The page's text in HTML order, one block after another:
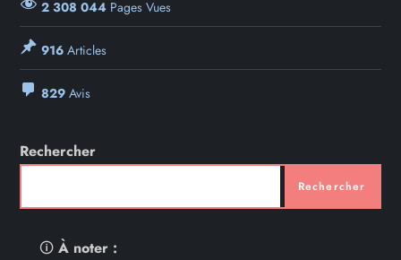
2 308 044 Pages Vues
916 Articles
829 Avis
Rechercher
Rechercher
🛈À noter :